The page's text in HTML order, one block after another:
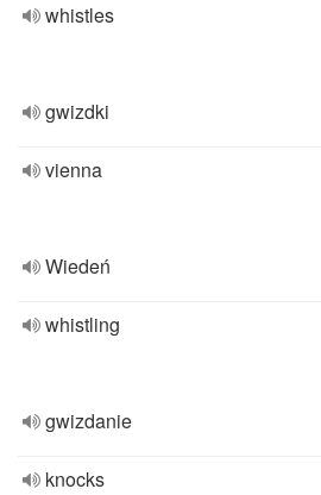
whistles
gwizdki
vienna
Wiedeń
whistling
gwizdanie
knocks